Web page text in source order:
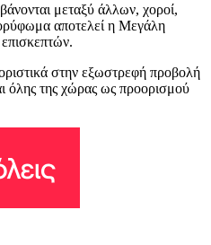
μεταξύ άλλων, χοροί,
αποτελεί η Μεγάλη
στην εξωστρεφή προβολή
όλης της χώρας ως προορισμού